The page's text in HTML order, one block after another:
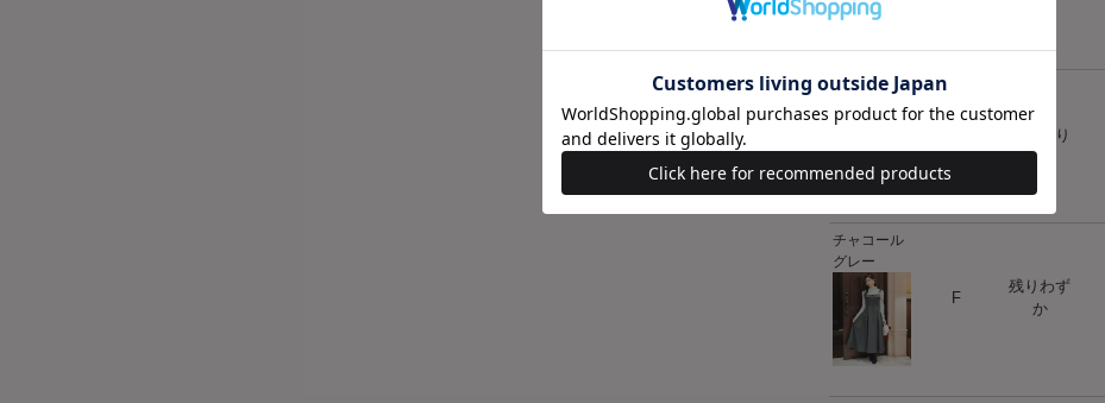
モカ
在庫あり
ハート
チャコール
グレー
F
残りわず
か
ハート